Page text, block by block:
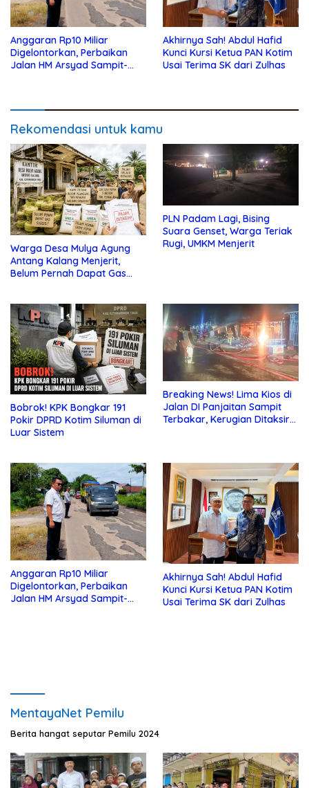
Anggaran Rp10 Miliar
Digelontorkan, Perbaikan
Jalan HM Arsyad Sampit-
Akhirnya Sah! Abdul Hafid
Kunci Kursi Ketua PAN Kotim
Usai Terima SK dari Zulhas
Rekomendasi untuk kamu
Warga Desa Mulya Agung
Antang Kalang Menjerit,
Belum Pernah Dapat Gas
PLN Padam Lagi, Bising
Suara Genset, Warga Teriak
Rugi, UMKM Menjerit
Bobrok! KPK Bongkar 191
Pokir DPRD Kotim Siluman di
Luar Sistem
Breaking News! Lima Kios di
Jalan DI Panjaitan Sampit
Terbakar, Kerugian Ditaksir
Anggaran Rp10 Miliar
Digelontorkan, Perbaikan
Jalan HM Arsyad Sampit-
Akhirnya Sah! Abdul Hafid
Kunci Kursi Ketua PAN Kotim
Usai Terima SK dari Zulhas
MentayaNet Pemilu
Berita hangat seputar Pemilu 2024